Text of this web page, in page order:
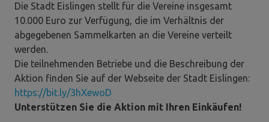
Die Stadt Eislingen stellt für die Vereine insgesamt
10.000 Euro zur Verfügung, die im Verhältnis der
abgegebenen Sammelkarten an die Vereine verteilt
werden.
Die teilnehmenden Betriebe und die Beschreibung der
Aktion finden Sie auf der Webseite der Stadt Eislingen:
https://bit.ly/3hXewoD
Unterstützen Sie die Aktion mit Ihren Einkäufen!